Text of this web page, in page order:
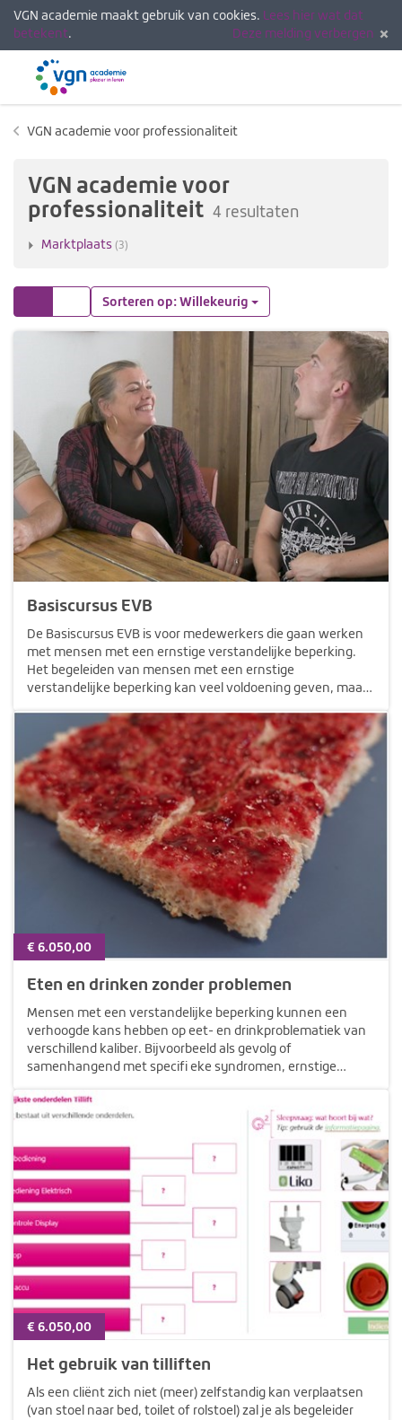
VGN academie maakt gebruik van cookies. Lees hier wat dat
betekent. Deze melding verbergen
Menu
VGN academie voor professionaliteit
VGN academie voor
professionaliteit 4 resultaten
Marktplaats (3)
Lijst Sorteren op: Willekeurig
Basiscursus EVB
De Basiscursus EVB is voor medewerkers die gaan werken
met mensen met een ernstige verstandelijke beperking.
Het begeleiden van mensen met een ernstige
verstandelijke beperking kan veel voldoening geven, maar
complex beeld van beperkingen, op…
€ 6.050,00
Eten en drinken zonder problemen
Mensen met een verstandelijke beperking kunnen een
verhoogde kans hebben op eet- en drinkproblematiek van
verschillend kaliber. Bijvoorbeeld als gevolg of
samenhangend met specifi eke syndromen, ernstige
blijkt dat 70% van de mensen met een…
€ 6.050,00
Het gebruik van tilliften
Als een cliënt zich niet (meer) zelfstandig kan verplaatsen
(van stoel naar bed, toilet of rolstoel) zal je als begeleider